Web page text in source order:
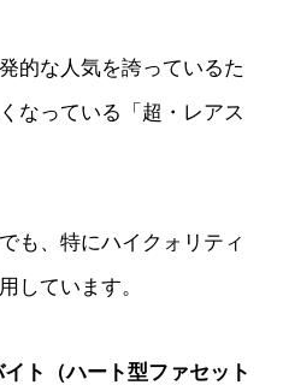
的な人気を誇っているた
なっている「超・レアス
も、特にハイクォリティ
しています。
ト（ハート型ファセット